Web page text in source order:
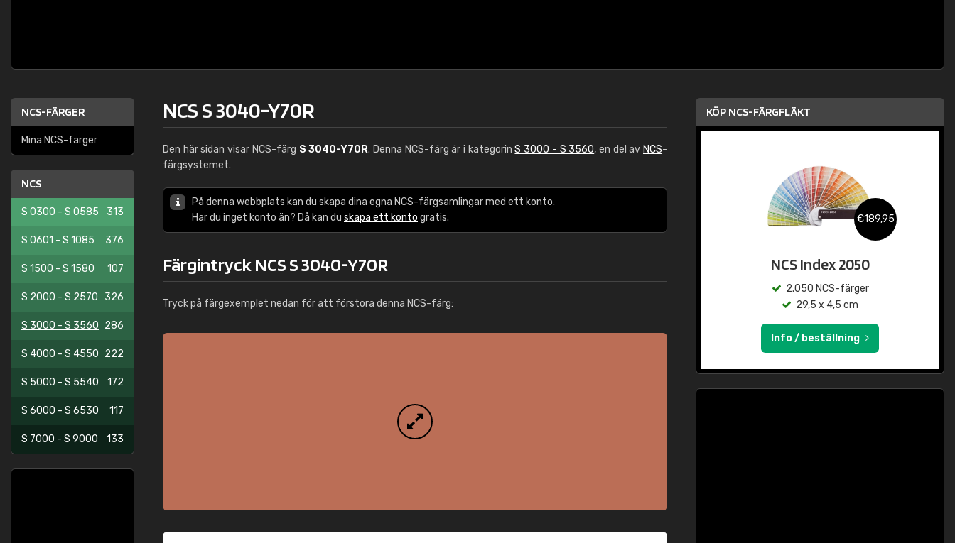
NCS-FÄRGER
Mina NCS-färger
NCS
S 0300 - S 0585 313
S 0601 - S 1085 376
S 1500 - S 1580 107
S 2000 - S 2570 326
S 3000 - S 3560 286
S 4000 - S 4550 222
S 5000 - S 5540 172
S 6000 - S 6530 117
S 7000 - S 9000 133
NCS S 3040-Y70R
Den här sidan visar NCS-färg S 3040-Y70R. Denna NCS-färg är i kategorinS 3000 - S 3560, en del av NCS-
färgsystemet.
På denna webbplats kan du skapa dina egna NCS-färgsamlingar med ett konto.
Har du inget konto än? Då kan du skapa ett konto gratis.
Färgintryck NCS S 3040-Y70R
Tryck på färgexemplet nedan för att förstora denna NCS-färg:
KÖP NCS-FÄRGFLÄKT
€189,95
NCS Index 2050
2.050 NCS-färger
29,5 x 4,5 cm
Info / beställning